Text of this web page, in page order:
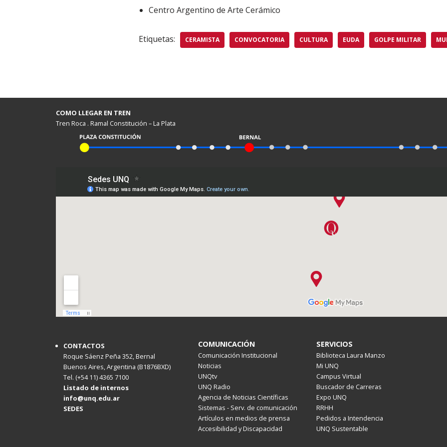
Centro Argentino de Arte Cerámico
Etiquetas: CERAMISTA CONVOCATORIA CULTURA EUDA GOLPE MILITAR
COMO LLEGAR EN TREN
Tren Roca . Ramal Constitución – La Plata
CONTACTOS
Roque Sáenz Peña 352, Bernal
Buenos Aires, Argentina (B1876BXD)
Tel. (+54 11) 4365 7100
Listado de internos
info@unq.edu.ar
SEDES
COMUNICACIÓN
Comunicación Institucional
Noticias
UNQtv
UNQ Radio
Agencia de Noticias Científicas
Sistemas - Serv. de comunicación
Artículos en medios de prensa
Accesibilidad y Discapacidad
SERVICIOS
Biblioteca Laura Manzo
Mi UNQ
Campus Virtual
Buscador de Carreras
Expo UNQ
RRHH
Pedidos a Intendencia
UNQ Sustentable